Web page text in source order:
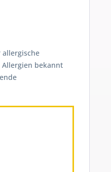
allergische
bekannt